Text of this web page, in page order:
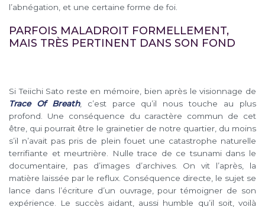
l’abnégation, et une certaine forme de foi.
PARFOIS MALADROIT FORMELLEMENT,
MAIS TRÈS PERTINENT DANS SON FOND
Si Teiichi Sato reste en mémoire, bien après le visionnage de
Trace Of Breath, c’est parce qu’il nous touche au plus
profond. Une conséquence du caractère commun de cet
être, qui pourrait être le grainetier de notre quartier, du moins
s’il n’avait pas pris de plein fouet une catastrophe naturelle
terrifiante et meurtrière. Nulle trace de ce tsunami dans le
documentaire, pas d’images d’archives. On vit l’après, la
matière laissée par le reflux. Conséquence directe, le sujet se
lance dans l’écriture d’un ouvrage, pour témoigner de son
expérience. Le succès aidant, aussi humble qu’il soit, voilà